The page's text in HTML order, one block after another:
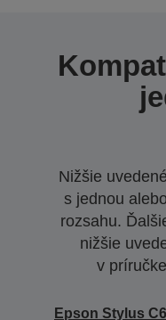
Nižšie
s jednou
rozsahu.
nižšie
v
Epson Stylus